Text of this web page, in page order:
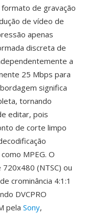
de gravação
de vídeo de
apenas
discreta de
a
25 Mbps para
significa
tornando
editar, pois
de corte limpo
MPEG. O
(NTSC) ou
crominância 4:1:1
DVCPRO
pela Sony,